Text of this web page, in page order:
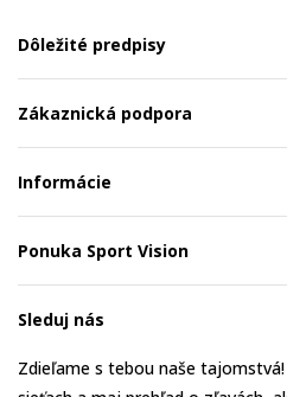
Dôležité predpisy
Zákaznická podpora
Informácie
Ponuka Sport Vision
Sleduj nás
Zdieľame s tebou naše